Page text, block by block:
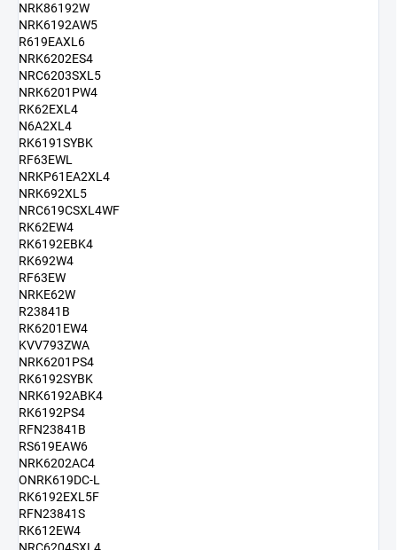
NRK86192W
NRK6192AW5
R619EAXL6
NRK6202ES4
NRC6203SXL5
NRK6201PW4
RK62EXL4
N6A2XL4
RK6191SYBK
RF63EWL
NRKP61EA2XL4
NRK692XL5
NRC619CSXL4WF
RK62EW4
RK6192EBK4
RK692W4
RF63EW
NRKE62W
R23841B
RK6201EW4
KVV793ZWA
NRK6201PS4
RK6192SYBK
NRK6192ABK4
RK6192PS4
RFN23841B
RS619EAW6
NRK6202AC4
ONRK619DC-L
RK6192EXL5F
RFN23841S
RK612EW4